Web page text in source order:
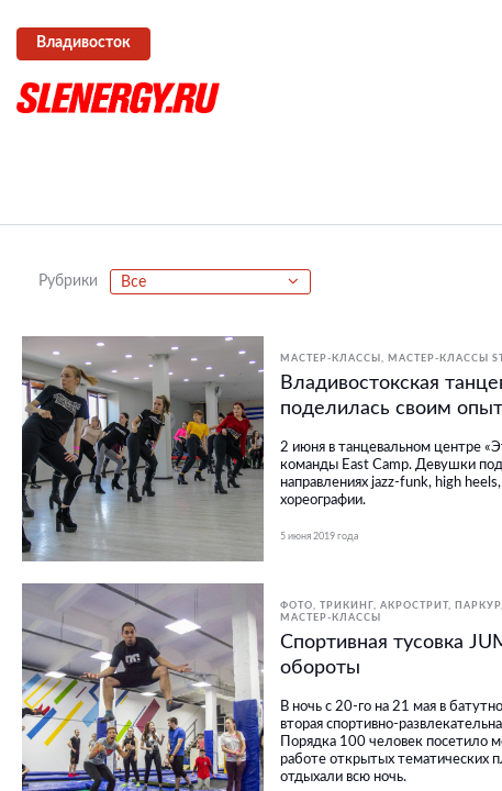
Владивосток
Рубрики Все
МАСТЕР-КЛАССЫ МАСТЕР-КЛАССЫ
Владивостокская
поделилась своим
2 июня в танцевальном центре
команды East Camp. Девушки
направлениях jazz-funk, high
хореографии.
5 июня 2019 года
ФОТО ТРИКИНГ, АКРОСТРИТ,
МАСТЕР-КЛАССЫ
Спортивная тусовка
обороты
В ночь с 20-го на 21 мая в
вторая спортивно-
Порядка 100 человек посетило
работе открытых тематических
отдыхали всю ночь.